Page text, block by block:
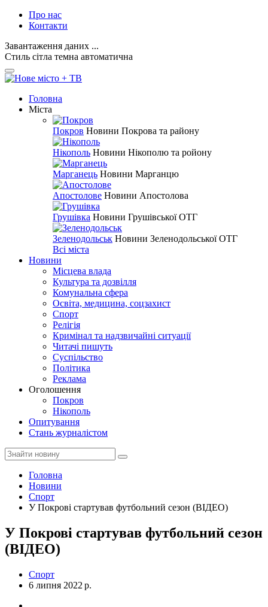
Про нас
Контакти
Завантаження даних ...
Стиль сітла темна автоматична
Головна
Міста
Покров Новини Покрова та району
Нікополь Новини Нікополю та ройону
Марганець Новини Марганцю
Апостолове Новини Апостолова
Грушівка Новини Грушівської ОТГ
Зеленодольськ Новини Зеленодольської ОТГ
Всі міста
Новини
Місцева влада
Культура та дозвілля
Комунальна сфера
Освіта, медицина, соцзахист
Спорт
Релігія
Кримінал та надзвичайні ситуації
Читачі пишуть
Суспільство
Політика
Реклама
Оголошення
Покров
Нікополь
Опитування
Стань журналістом
Головна
Новини
Спорт
У Покрові стартував футбольний сезон (ВІДЕО)
У Покрові стартував футбольний сезон
(ВІДЕО)
Спорт
6 липня 2022 р.